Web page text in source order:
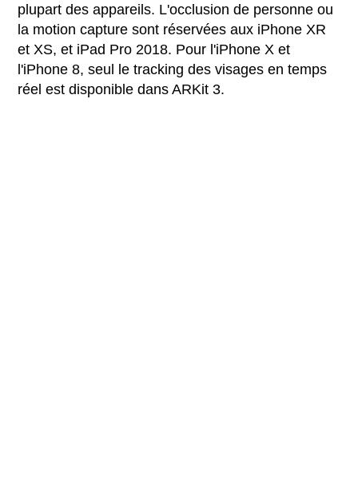
plupart des appareils. L'occlusion de personne ou
la motion capture sont réservées aux iPhone XR
et XS, et iPad Pro 2018. Pour l'iPhone X et
l'iPhone 8, seul le tracking des visages en temps
réel est disponible dans ARKit 3.